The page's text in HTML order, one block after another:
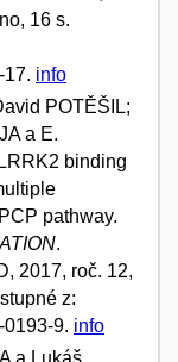
16 s.
17. info
POTĚŠIL;
a E.
binding
pathway.
.
2017, roč. 12,
z:
0193-9. info
a Lukáš